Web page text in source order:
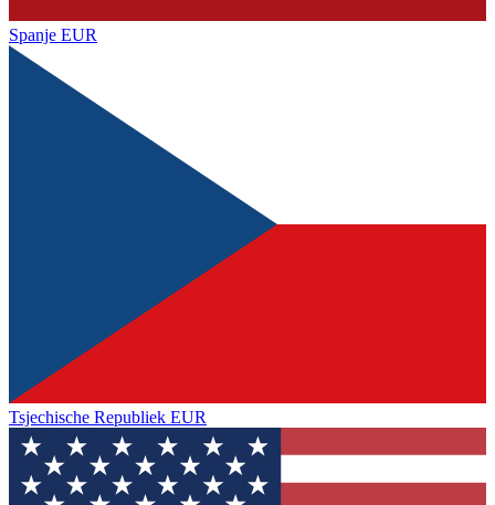
Spanje EUR
Tsjechische Republiek EUR